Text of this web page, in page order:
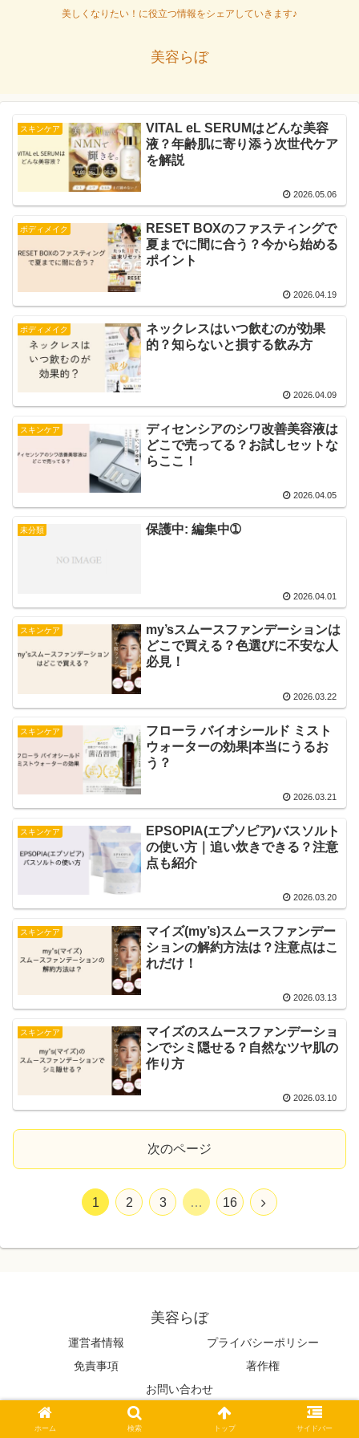
美しくなりたい！に役立つ情報をシェアしていきます♪
美容らぼ
スキンケア
VITAL eL SERUMはどんな美容
液？年齢肌に寄り添う次世代ケア
を解説
2026.05.06
ボディメイク
RESET BOXのファスティングで
夏までに間に合う？今から始める
ポイント
2026.04.19
ボディメイク
ネックレスはいつ飲むのが効果
的？知らないと損する飲み方
2026.04.09
スキンケア
ディセンシアのシワ改善美容液は
どこで売ってる？お試しセットな
らここ！
2026.04.05
未分類 保護中: 編集中➀
2026.04.01
スキンケア
my’sスムースファンデーションは
どこで買える？色選びに不安な人
必見！
2026.03.22
スキンケア
フローラ バイオシールド ミスト
ウォーターの効果|本当にうるお
う？
2026.03.21
スキンケア
EPSOPIA(エプソピア)バスソルト
の使い方｜追い炊きできる？注意
点も紹介
2026.03.20
スキンケア
マイズ(my’s)スムースファンデー
ションの解約方法は？注意点はこ
れだけ！
2026.03.13
スキンケア
マイズのスムースファンデーショ
ンでシミ隠せる？自然なツヤ肌の
作り方
2026.03.10
次のページ
1 2 3 … 16
美容らぼ
運営者情報
プライバシーポリシー
免責事項
著作権
お問い合わせ
© 2022 美容らぼ.
ホーム 検索 トップ サイドバー